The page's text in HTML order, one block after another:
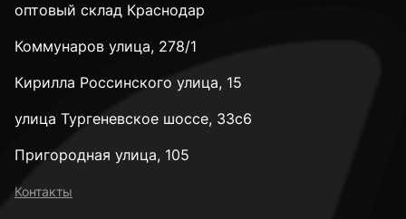
оптовый склад Краснодар
Коммунаров улица, 278/1
Кирилла Россинского улица, 15
улица Тургеневское шоссе, 33с6
Пригородная улица, 105
Контакты